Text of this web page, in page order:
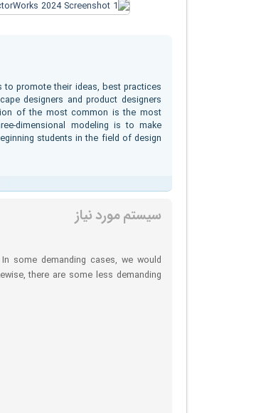
promote their ideas, best practices
designers and product designers
of the most common is the most
dimensional modeling is to make
students in the field of design
سیستم مورد نیاز
some demanding cases, we would
there are some less demanding